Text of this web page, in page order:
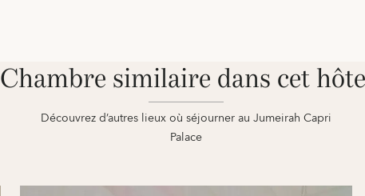
Chambre similaire dans cet
Découvrez d’autres lieux où séjourner au Jumeirah Capri
Palace